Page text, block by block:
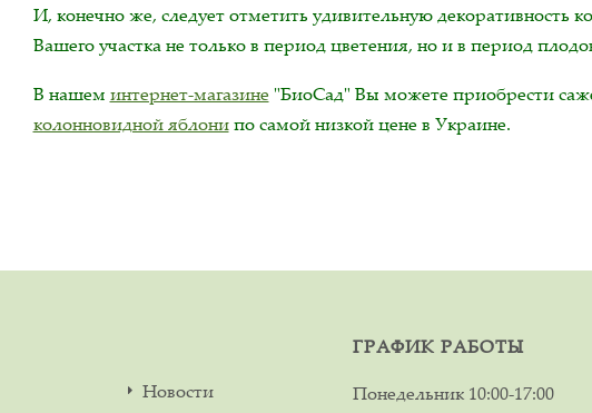
И, конечно же, следует отметить удивительную декоративность
Вашего участка не только в период цветения, но и в период
В нашем интернет-магазине "БиоСад" Вы можете приобрести
колонновидной яблонипо самой низкой цене в Украине.
Новости
ГРАФИК РАБОТЫ
Понедельник 10:00-17:00